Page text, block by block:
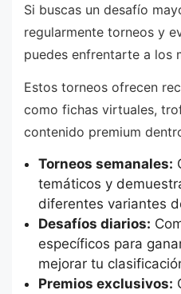
Si buscas un desafío
regularmente torneos y
puedes enfrentarte a los
Estos torneos ofrecen
como fichas virtuales,
contenido premium
Torneos semanales:
temáticos y
diferentes variantes
Desafíos diarios:
específicos para
mejorar tu
Premios exclusivos: